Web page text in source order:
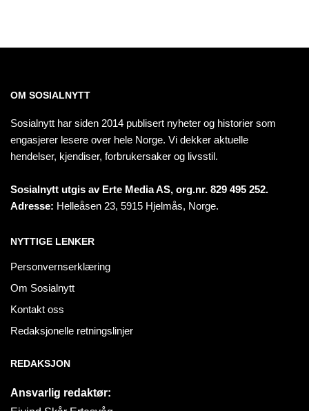
OM SOSIALNYTT
Sosialnytt har siden 2014 publisert nyheter og historier som
engasjerer lesere over hele Norge. Vi dekker aktuelle
hendelser, kjendiser, forbrukersaker og livsstil.
Sosialnytt utgis av Erte Media AS, org.nr. 829 495 252.
Adresse: Helleåsen 23, 5915 Hjelmås, Norge.
NYTTIGE LENKER
Personvernserklæring
Om Sosialnytt
Kontakt oss
Redaksjonelle retningslinjer
REDAKSJON
Ansvarlig redaktør: